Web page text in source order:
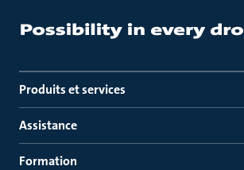
Produits et services
Assistance
Formation